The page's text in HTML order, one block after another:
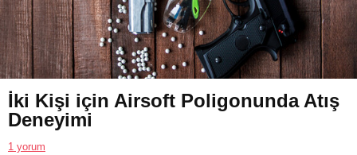
İki Kişi için Airsoft Poligonunda Atış
Deneyimi
1 yorum